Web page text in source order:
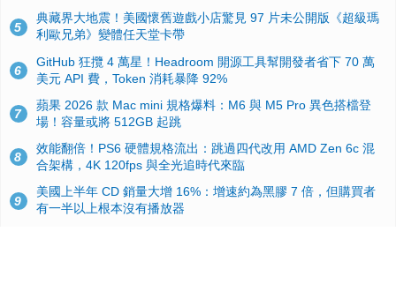
5
典藏界大地震！美國懷舊遊戲小店驚見 97 片未公開版《超級瑪
利歐兄弟》變體任天堂卡帶
6
GitHub 狂攬 4 萬星！Headroom 開源工具幫開發者省下 70 萬
美元 API 費，Token 消耗暴降 92%
7
蘋果 2026 款 Mac mini 規格爆料：M6 與 M5 Pro 異色搭檔登
場！容量或將 512GB 起跳
8
效能翻倍！PS6 硬體規格流出：跳過四代改用 AMD Zen 6c 混
合架構，4K 120fps 與全光追時代來臨
9
美國上半年 CD 銷量大增 16%：增速約為黑膠 7 倍，但購買者
有一半以上根本沒有播放器